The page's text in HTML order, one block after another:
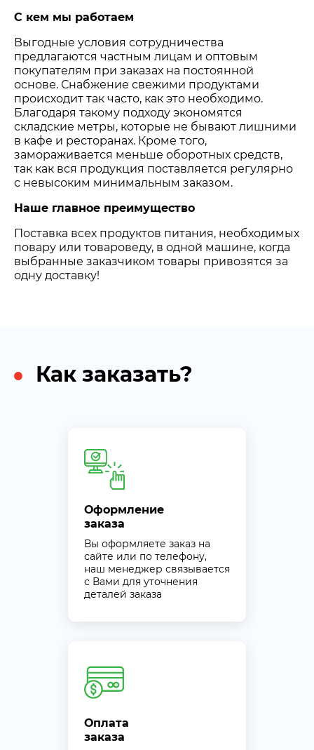
С кем мы работаем
Выгодные условия сотрудничества
предлагаются частным лицам и оптовым
покупателям при заказах на постоянной
основе. Снабжение свежими продуктами
происходит так часто, как это необходимо.
Благодаря такому подходу экономятся
складские метры, которые не бывают лишними
в кафе и ресторанах. Кроме того,
замораживается меньше оборотных средств,
так как вся продукция поставляется регулярно
с невысоким минимальным заказом.
Наше главное преимущество
Поставка всех продуктов питания, необходимых
повару или товароведу, в одной машине, когда
выбранные заказчиком товары привозятся за
одну доставку!
Как заказать?
Оформление
заказа
Вы оформляете заказ на
сайте или по телефону,
наш менеджер связывается
с Вами для уточнения
деталей заказа
Оплата
заказа